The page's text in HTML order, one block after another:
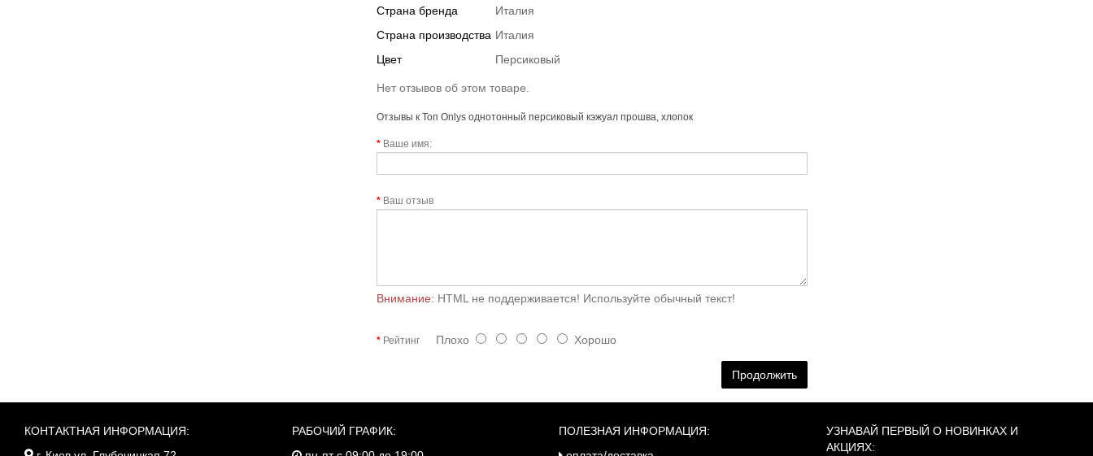
Страна бренда
Италия
Страна производства Италия
Цвет
Персиковый
Нет отзывов об этом товаре.
Отзывы к Топ Onlys однотонный персиковый кэжуал прошва, хлопок
Ваше имя:
Ваш отзыв
Внимание: HTML не поддерживается! Используйте обычный текст!
Рейтинг Плохо Хорошо
Продолжить
КОНТАКТНАЯ ИНФОРМАЦИЯ:
РАБОЧИЙ ГРАФИК:
ПОЛЕЗНАЯ ИНФОРМАЦИЯ:
УЗНАВАЙ ПЕРВЫЙ О НОВИНКАХ И
АКЦИЯХ: